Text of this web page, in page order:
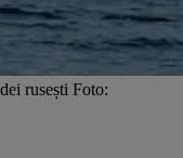
rusești Foto: